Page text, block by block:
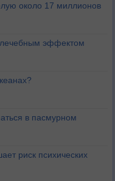
около 17 миллионов
эффектом
в пасмурном
риск психических